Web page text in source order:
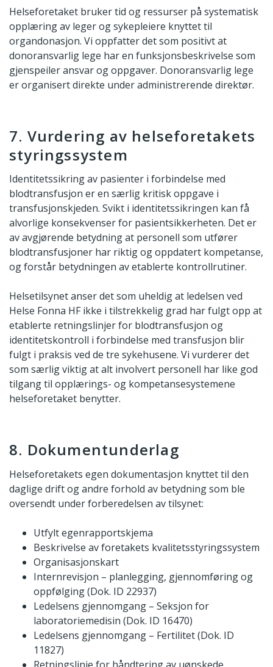
Helseforetaket bruker tid og ressurser på systematisk
opplæring av leger og sykepleiere knyttet til
organdonasjon. Vi oppfatter det som positivt at
donoransvarlig lege har en funksjonsbeskrivelse som
gjenspeiler ansvar og oppgaver. Donoransvarlig lege
er organisert direkte under administrerende direktør.
7. Vurdering av helseforetakets
styringssystem
Identitetssikring av pasienter i forbindelse med
blodtransfusjon er en særlig kritisk oppgave i
transfusjonskjeden. Svikt i identitetssikringen kan få
alvorlige konsekvenser for pasientsikkerheten. Det er
av avgjørende betydning at personell som utfører
blodtransfusjoner har riktig og oppdatert kompetanse,
og forstår betydningen av etablerte kontrollrutiner.
Helsetilsynet anser det som uheldig at ledelsen ved
Helse Fonna HF ikke i tilstrekkelig grad har fulgt opp at
etablerte retningslinjer for blodtransfusjon og
identitetskontroll i forbindelse med transfusjon blir
fulgt i praksis ved de tre sykehusene. Vi vurderer det
som særlig viktig at alt involvert personell har like god
tilgang til opplærings- og kompetansesystemene
helseforetaket benytter.
8. Dokumentunderlag
Helseforetakets egen dokumentasjon knyttet til den
daglige drift og andre forhold av betydning som ble
oversendt under forberedelsen av tilsynet:
Utfylt egenrapportskjema
Beskrivelse av foretakets kvalitetsstyringssystem
Organisasjonskart
Internrevisjon – planlegging, gjennomføring og
oppfølging (Dok. ID 22937)
Ledelsens gjennomgang – Seksjon for
laboratoriemedisin (Dok. ID 16470)
Ledelsens gjennomgang – Fertilitet (Dok. ID
11827)